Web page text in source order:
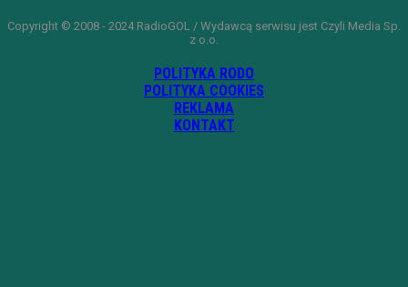
Copyright © 2008 - 2024 RadioGOL / Wydawcą serwisu jest Czyli Media Sp.
z o.o.
POLITYKA RODO
POLITYKA COOKIES
REKLAMA
KONTAKT